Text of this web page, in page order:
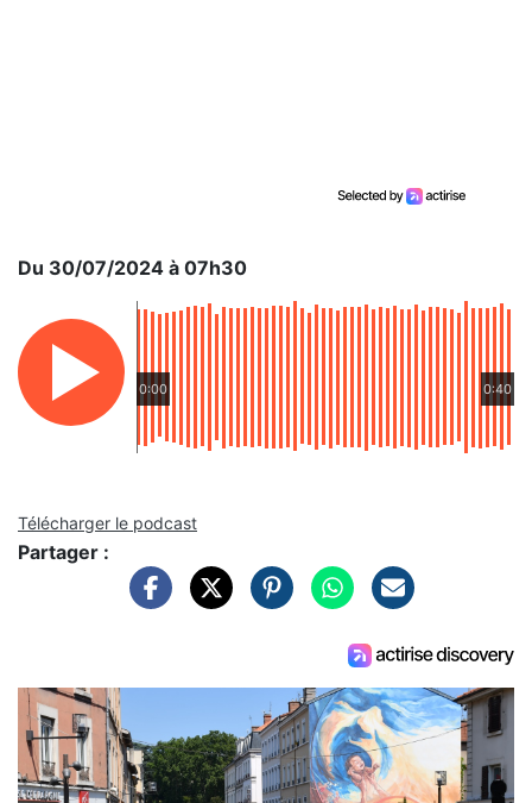
Du 30/07/2024 à 07h30
0:00 0:40
Télécharger le podcast
Partager :